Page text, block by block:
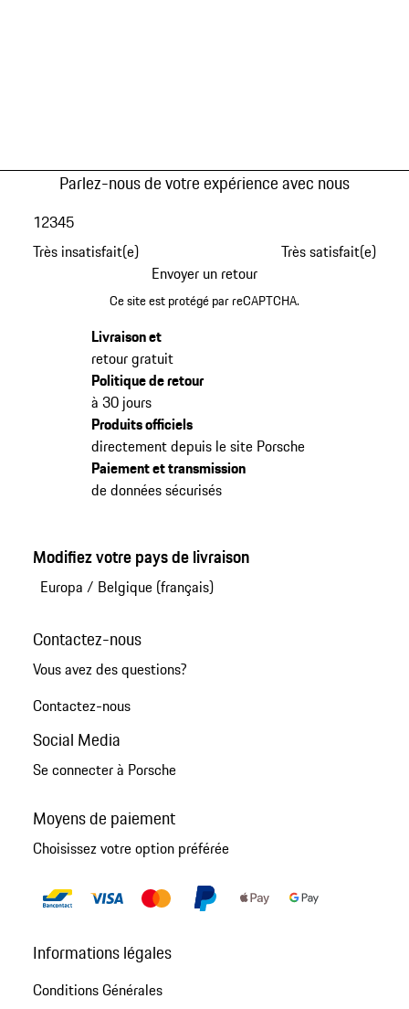
Parlez-nous de votre expérience avec nous
Très insatisfait(e)
12345
Très satisfait(e)
Envoyer un retour
Ce site est protégé par reCAPTCHA.
Livraison et
retour gratuit
Politique de retour
à 30 jours
Produits officiels
directement depuis le site Porsche
Paiement et transmission
de données sécurisés
Modifiez votre pays de livraison
Europa / Belgique (français)
Contactez-nous
Vous avez des questions?
Contactez-nous
Social Media
Se connecter à Porsche
Moyens de paiement
Choisissez votre option préférée
Informations légales
Conditions Générales